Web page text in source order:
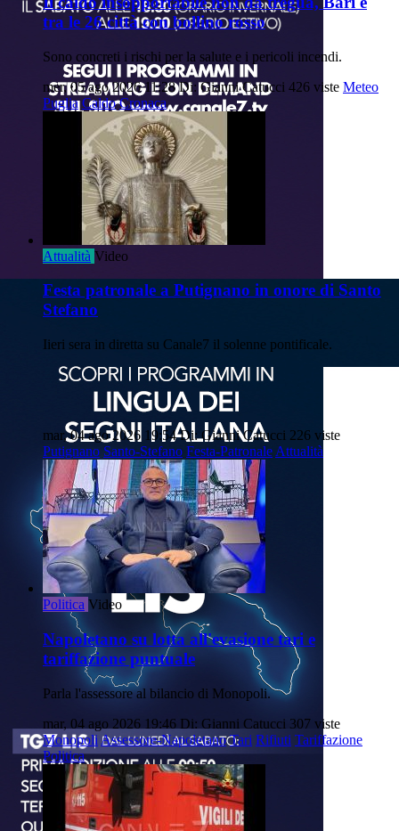
tra le 26 città con bollino rosso
Sono concreti i rischi per la salute e i pericoli incendi.
mer, 05 ago 2026 11:28 Di: Gianni Catucci 426 viste Meteo
Puglia Caldo Cronaca
Attualità Video
Festa patronale a Putignano in onore di Santo
Stefano
Iieri sera in diretta su Canale7 il solenne pontificale.
mar, 04 ago 2026 19:54 Di: Gianni Catucci 226 viste
Putignano Santo-Stefano Festa-Patronale Attualità
Politica Video
Napoletano su lotta all'evasione tari e
tariffazione puntuale
Parla l'assessore al bilancio di Monopoli.
mar, 04 ago 2026 19:46 Di: Gianni Catucci 307 viste
Monopoli Assessore-Napoletano Tari Rifiuti Tariffazione
Politica